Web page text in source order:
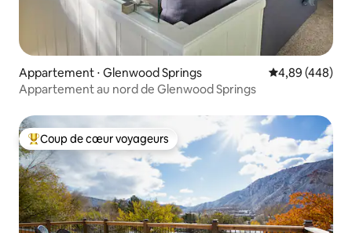
Appartement ⋅ Glenwood Springs Évaluation
4,89 (448)
Appartement au nord de Glenwood Springs
Coups de cœur voyageurs les plus appréciés
Coup de cœur voyageurs